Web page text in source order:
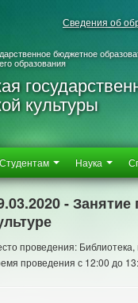
Сведения об
бюджетное
образования
культуры
Студентам Наука
-
проведения:
проведения с 12:00 до